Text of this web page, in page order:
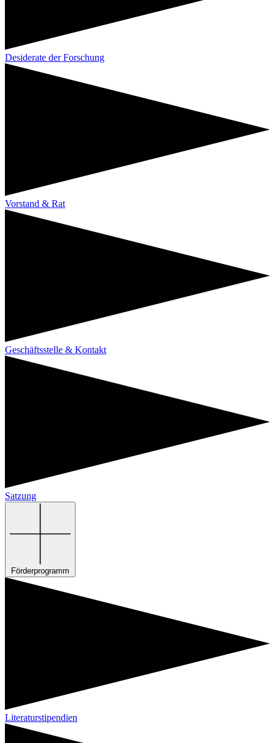
Desiderate der Forschung
Vorstand & Rat
Geschäftsstelle & Kontakt
Satzung
Förderprogramm
Literaturstipendien